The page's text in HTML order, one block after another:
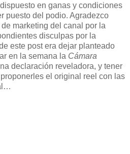
en ganas y condiciones
puesto del podio. Agradezco
marketing del canal por la
disculpas por la
este post era dejar planteado
en la semana la Cámara
declaración reveladora, y tener
el original reel con las